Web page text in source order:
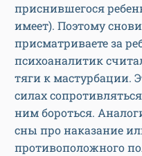
приснившегося
имеет). Поэтому
присматриваете за
психоаналитик
тяги к мастурбации.
силах
ним бороться.
сны про наказание
противоположного